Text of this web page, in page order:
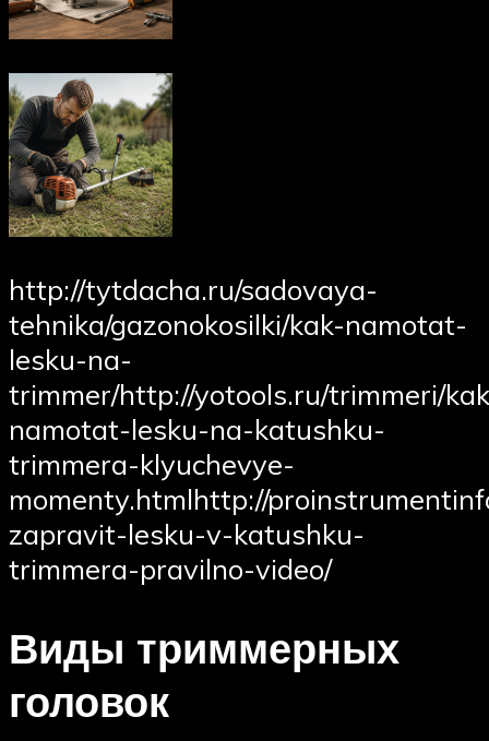
http://tytdacha.ru/sadovaya-
tehnika/gazonokosilki/kak-namotat-
lesku-na-
trimmer/http://yotools.ru/trimmeri/
namotat-lesku-na-katushku-
trimmera-klyuchevye-
momenty.htmlhttp://
zapravit-lesku-v-katushku-
trimmera-pravilno-video/
Виды триммерных
головок